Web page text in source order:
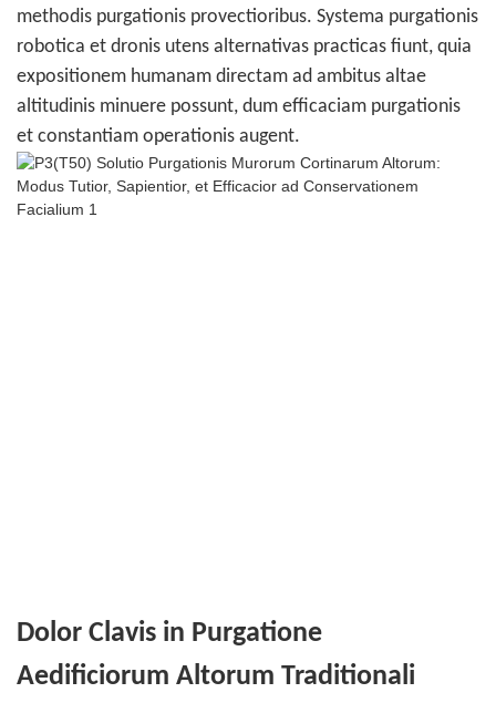
methodis purgationis provectioribus. Systema purgationis
robotica et dronis utens alternativas practicas fiunt, quia
expositionem humanam directam ad ambitus altae
altitudinis minuere possunt, dum efficaciam purgationis
et constantiam operationis augent.
Dolor Clavis in Purgatione
Aedificiorum Altorum Traditionali